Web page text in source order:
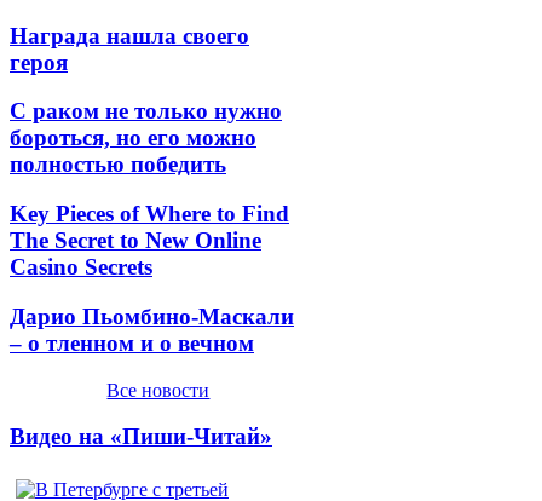
Награда нашла своего
героя
С раком не только нужно
бороться, но его можно
полностью победить
Key Pieces of Where to Find
The Secret to New Online
Casino Secrets
Дарио Пьомбино-Маскали
– о тленном и о вечном
Все новости
Видео на «Пиши-Читай»